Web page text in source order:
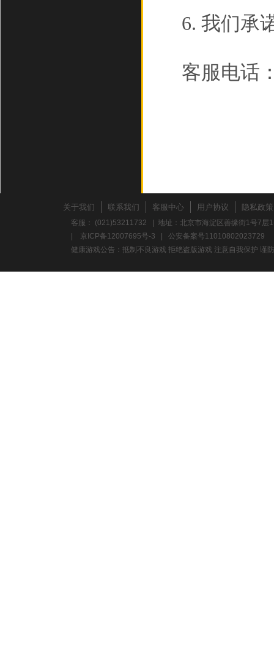
6. 我们承
客服电话
关于我们 联系我们 客服中心 用户协议 隐私政策
客服： (021)53211732 | 地址：北京市海淀区善缘街1号7
京ICP备12007695号-3
公安备案号11010802023729
健康游戏公告：抵制不良游戏 拒绝盗版游戏 注意自我保护 谨